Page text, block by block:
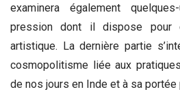
examinera également
pression dont il dispose pour
artistique. La dernière partie
cosmopolitisme liée aux
de nos jours en Inde et à sa portée